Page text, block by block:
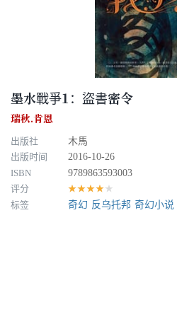
墨水戰爭1：盜書密令
瑞秋.肯恩
出版社
木馬
出版时间
2016-10-26
ISBN
9789863593003
评分
★★★★★
标签 奇幻 反乌托邦 奇幻小说